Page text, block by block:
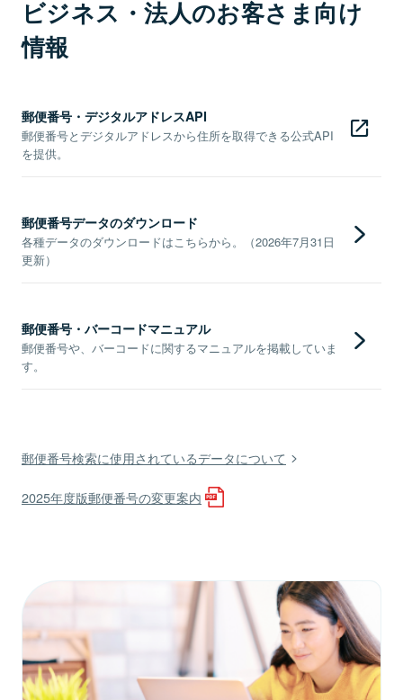
ビジネス・法人のお客さま向け
情報
郵便番号・デジタルアドレスAPI
郵便番号とデジタルアドレスから住所を取得できる公式API
を提供。
郵便番号データのダウンロード
各種データのダウンロードはこちらから。（2026年7月31日
更新）
郵便番号・バーコードマニュアル
郵便番号や、バーコードに関するマニュアルを掲載していま
す。
郵便番号検索に使用されているデータについて
2025年度版郵便番号の変更案内